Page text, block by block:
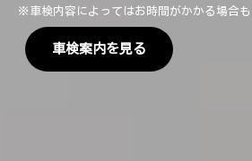
※車検内容によってはお時間がかかる場合も
車検案内を見る